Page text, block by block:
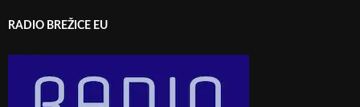
RADIO BREŽICE EU